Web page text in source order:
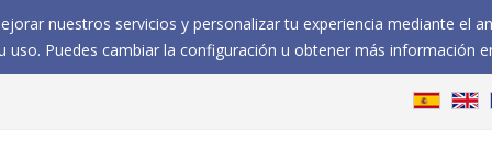
nuestros servicios y personalizar tu experiencia mediante el
uso. Puedes cambiar la configuración u obtener más información